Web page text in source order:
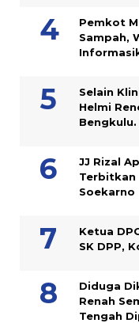
Pemkot
Sampah,
Selain
Helmi
Bengkulu.
JJ Rizal
Terbitkan
Soekarno
Ketua
SK DPP,
Diduga
Renah
Tengah